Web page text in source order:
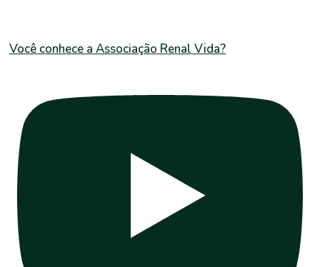
Você conhece a Associação Renal Vida?